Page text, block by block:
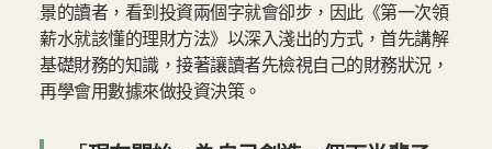
景的讀者，看到投資兩個字就會卻步，因此《第一次領
薪水就該懂的理財方法》以深入淺出的方式，首先講解
基礎財務的知識，接著讓讀者先檢視自己的財務狀況，
再學會用數據來做投資決策。